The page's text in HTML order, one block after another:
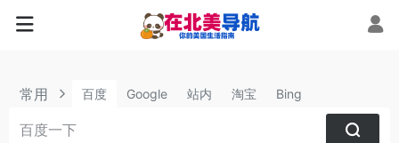
常用 百度 Google 站内 淘宝 Bing